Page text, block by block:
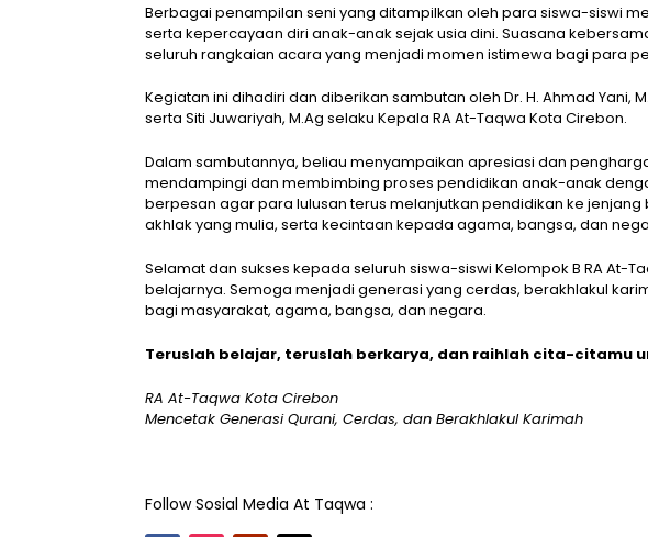
Berbagai penampilan seni yang ditampilkan oleh para siswa-siswi
serta kepercayaan diri anak-anak sejak usia dini. Suasana
seluruh rangkaian acara yang menjadi momen istimewa bagi para
Kegiatan ini dihadiri dan diberikan sambutan oleh Dr. H. Ahmad Yani,
serta Siti Juwariyah, M.Ag selaku Kepala RA At-Taqwa Kota Cirebon.
Dalam sambutannya, beliau menyampaikan apresiasi dan
mendampingi dan membimbing proses pendidikan anak-anak
berpesan agar para lulusan terus melanjutkan pendidikan ke
akhlak yang mulia, serta kecintaan kepada agama, bangsa, dan
Selamat dan sukses kepada seluruh siswa-siswi Kelompok B RA At-
belajarnya. Semoga menjadi generasi yang cerdas, berakhlakul
bagi masyarakat, agama, bangsa, dan negara.
Teruslah belajar, teruslah berkarya, dan raihlah cita-citamu
RA At-Taqwa Kota Cirebon
Mencetak Generasi Qurani, Cerdas, dan Berakhlakul Karimah
Follow Sosial Media At Taqwa :